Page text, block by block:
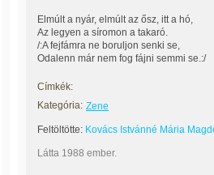
Elmúlt a nyár, elmúlt az ősz, itt a hó,
Az legyen a síromon a takaró.
/:A fejfámra ne boruljon senki se,
Odalenn már nem fog fájni semmi se.:/
Címkék:
Kategória: Zene
Feltöltötte: Kovács Istvánné Mária
Látta 1988 ember.